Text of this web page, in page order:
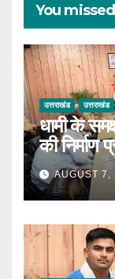
You missed
उत्तराखंड उत्तराखंड
धामी के
की निर्माण
AUGUST